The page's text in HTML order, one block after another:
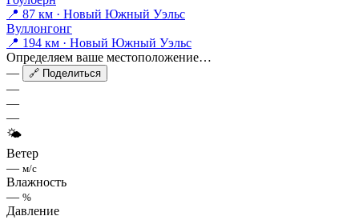
📍 87 км · Новый Южный Уэльс
Вуллонгонг
📍 194 км · Новый Южный Уэльс
Определяем ваше местоположение…
—
🔗 Поделиться
—
—
—
🌤
Ветер
— м/с
Влажность
— %
Давление